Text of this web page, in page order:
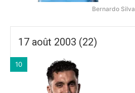
Bernardo Silva
17 août 2003 (22)
10